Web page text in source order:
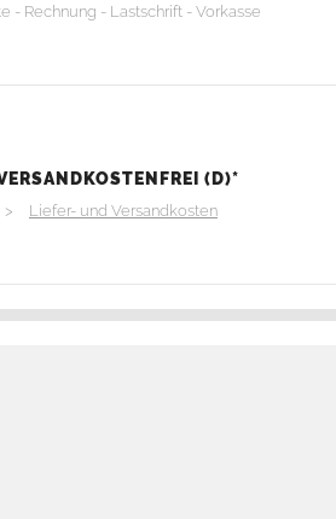
- Rechnung - Lastschrift - Vorkasse
(D)*
> Liefer- und Versandkosten